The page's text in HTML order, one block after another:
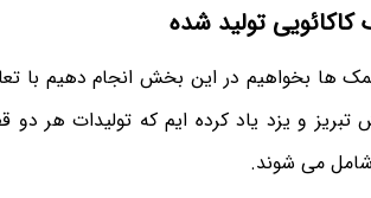
تولید شده
ها بخواهیم در این بخش انجام دهیم با
و یزد یاد کرده ایم که تولیدات هر دو
می شوند.